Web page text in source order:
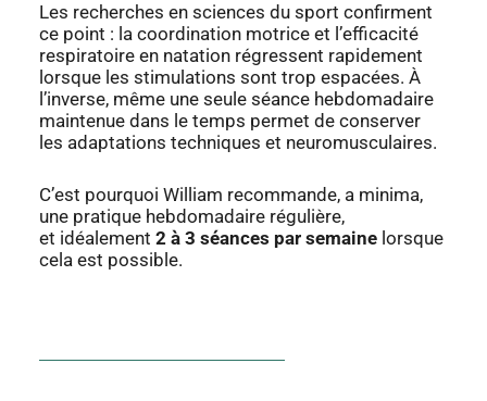
Les recherches en sciences du sport confirment
ce point : la coordination motrice et l’efficacité
respiratoire en natation régressent rapidement
lorsque les stimulations sonttropespacées.À
l’inverse, même une seule séance hebdomadaire
maintenue dans le temps permet de conserver
les adaptations techniques et neuromusculaires.
C’est pourquoi William recommande, a minima,
une pratique hebdomadaire régulière,
et idéalement2 à 3 séances par semaine lorsque
cela est possible.